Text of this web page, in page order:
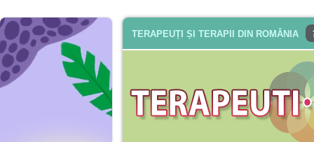
TERAPEUȚI ȘI TERAPII DIN ROMÂNIA